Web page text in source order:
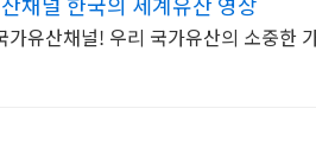
가유산채널! 우리 국가유산의 소중한